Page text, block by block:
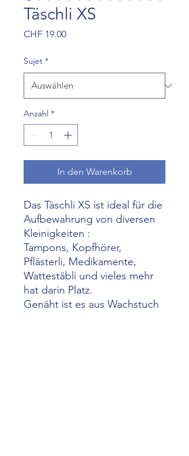
Täschli XS
CHF 19.00Preis
Sujet *
Anzahl *
In den Warenkorb
Das Täschli XS ist ideal für die
Aufbewahrung von diversen
Kleinigkeiten :
Tampons, Kopfhörer,
Pflästerli, Medikamente,
Wattestäbli und vieles mehr
hat darin Platz.
Genäht ist es aus Wachstuch